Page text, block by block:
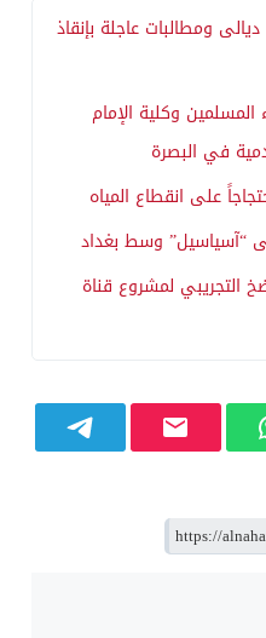
جنوب ديالى ومطالبات عاجلة بإنقاذ
وكلية الإمام
في البصرة
على انقطاع المياه
“آسياسيل” وسط بغداد
التجريبي لمشروع قناة